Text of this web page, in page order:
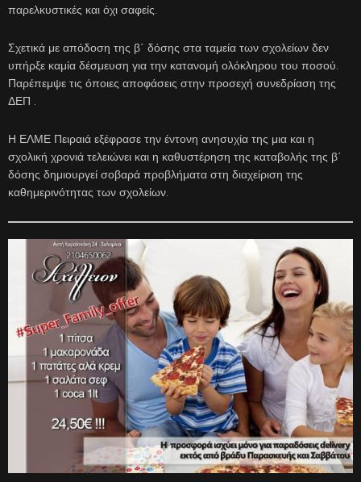
παρελκυστικές και όχι σαφείς.
Σχετικά με απόδοση της β΄ δόσης στα ταμεία των σχολείων δεν
υπήρξε καμία δέσμευση για την κατανομή ολόκληρου του ποσού.
Παρέπεμψε τις όποιες αποφάσεις στην προσεχή συνεδρίαση της
ΔΕΠ .
Η ΕΛΜΕ Πειραιά εξέφρασε την έντονη ανησυχία της μια και η
σχολική χρονιά τελειώνει και η καθυστέρηση της καταβολής της β΄
δόσης δημιουργεί σοβαρά προβλήματα στη διαχείριση της
καθημερινότητας των σχολείων.